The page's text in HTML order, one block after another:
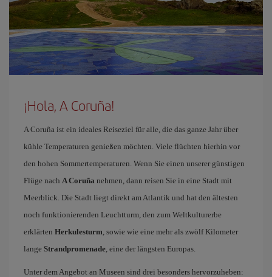
¡Hola, A Coruña!
A Coruña ist ein ideales Reiseziel für alle, die das ganze Jahr über
kühle Temperaturen genießen möchten. Viele flüchten hierhin vor
den hohen Sommertemperaturen. Wenn Sie einen unserer günstigen
Flüge nach A Coruña nehmen, dann reisen Sie in eine Stadt mit
Meerblick. Die Stadt liegt direkt am Atlantik und hat den ältesten
noch funktionierenden Leuchtturm, den zum Weltkulturerbe
erklärten Herkulesturm , sowie wie eine mehr als zwölf Kilometer
lange Strandpromenade , eine der längsten Europas.
Unter dem Angebot an Museen sind drei besonders hervorzuheben: